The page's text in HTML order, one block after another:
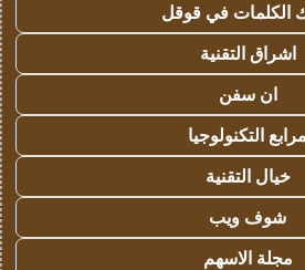
الكلمات في قوقل
اشراق التقنية
ان سفن
مرابع التكنولوجيا
خيال التقنية
شوف ويب
مجلة الاسهم